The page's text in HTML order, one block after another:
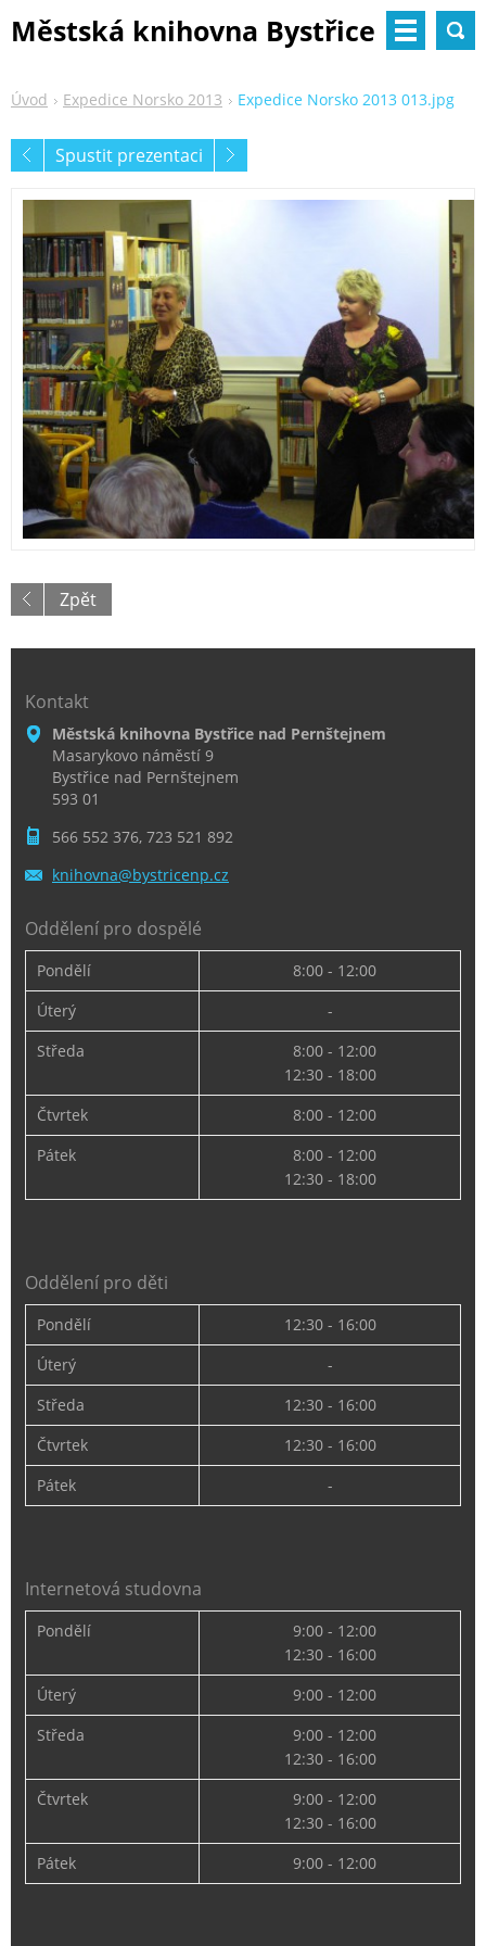
Městská knihovna Bystřice
Úvod Expedice Norsko 2013 Expedice Norsko 2013 013.jpg
Spustit prezentaci
Zpět
Kontakt
Městská knihovna Bystřice nad Pernštejnem
Masarykovo náměstí 9
Bystřice nad Pernštejnem
593 01
566 552 376, 723 521 892
knihovna@bystricenp.cz
Oddělení pro dospělé
Pondělí
8:00 - 12:00
Úterý
-
Středa
8:00 - 12:00
12:30 - 18:00
Čtvrtek
8:00 - 12:00
Pátek
8:00 - 12:00
12:30 - 18:00
Oddělení pro děti
Pondělí
12:30 - 16:00
Úterý
-
Středa
12:30 - 16:00
Čtvrtek
12:30 - 16:00
Pátek
-
Internetová studovna
Pondělí
9:00 - 12:00
12:30 - 16:00
Úterý
9:00 - 12:00
Středa
9:00 - 12:00
12:30 - 16:00
Čtvrtek
9:00 - 12:00
12:30 - 16:00
Pátek
9:00 - 12:00